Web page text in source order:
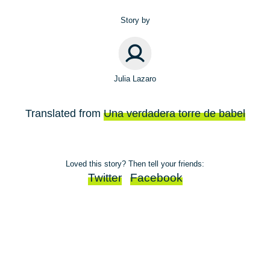
Story by
Julia Lazaro
Translated from Una verdadera torre de babel
Loved this story? Then tell your friends:
Twitter Facebook